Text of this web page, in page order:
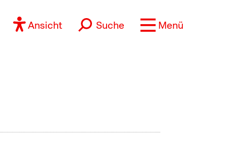
Ansicht Suche Menü